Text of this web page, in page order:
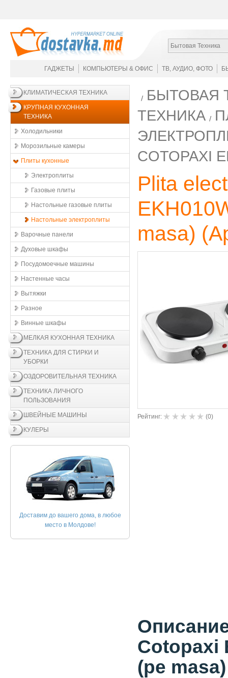
Бытовая Техника
ГАДЖЕТЫ КОМПЬЮТЕРЫ & ОФИС ТВ, АУДИО, ФОТО
КЛИМАТИЧЕСКАЯ ТЕХНИКА
КРУПНАЯ КУХОННАЯ
ТЕХНИКА
Холодильники
Морозильные камеры
Плиты кухонные
Электроплиты
Газовые плиты
Настольные газовые плиты
Настольные электроплиты
Варочные панели
Духовые шкафы
Посудомоечные машины
Настенные часы
Вытяжки
Разное
Винные шкафы
МЕЛКАЯ КУХОННАЯ ТЕХНИКА
ТЕХНИКА ДЛЯ СТИРКИ И
УБОРКИ
ОЗДОРОВИТЕЛЬНАЯ ТЕХНИКА
ТЕХНИКА ЛИЧНОГО
ПОЛЬЗОВАНИЯ
ШВЕЙНЫЕ МАШИНЫ
КУЛЕРЫ
Доставим до вашего дома, в любое
место в Молдове!
БЫТОВАЯ
ТЕХНИКА
COTOPAXI
Plita
masa)
Рейтинг: (0)
Cotopaxi
(pe masa)